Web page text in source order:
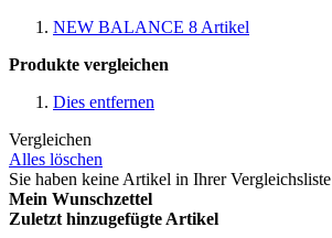
NEW BALANCE 8 Artikel
Produkte vergleichen
Dies entfernen
Vergleichen
Alles löschen
Sie haben keine Artikel in Ihrer Vergleichsliste
Mein Wunschzettel
Zuletzt hinzugefügte Artikel